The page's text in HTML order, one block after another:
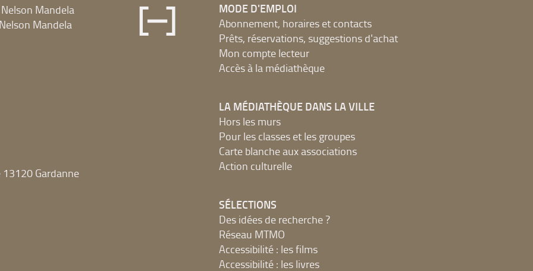
Mandela
Mandela
Gardanne
MODE D'EMPLOI
Abonnement, horaires et contacts
Prêts, réservations, suggestions d'achat
Mon compte lecteur
Accès à la médiathèque
LA MÉDIATHÈQUE DANS LA VILLE
Hors les murs
Pour les classes et les groupes
Carte blanche aux associations
Action culturelle
SÉLECTIONS
Des idées de recherche ?
Réseau MTMO
Accessibilité : les films
Accessibilité : les livres